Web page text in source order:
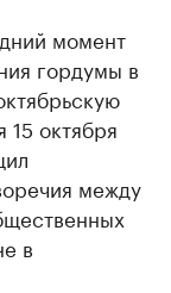
момент
гордумы в
15 октября
между
в